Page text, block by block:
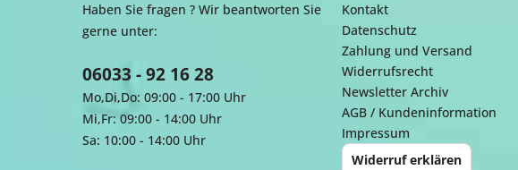
Haben Sie fragen ? Wir beantworten Sie
gerne unter:
06033 - 92 16 28
Mo,Di,Do: 09:00 - 17:00 Uhr
Mi,Fr: 09:00 - 14:00 Uhr
Sa: 10:00 - 14:00 Uhr
Kontakt
Datenschutz
Zahlung und Versand
Widerrufsrecht
Newsletter Archiv
AGB / Kundeninformation
Impressum
Widerruf erklären